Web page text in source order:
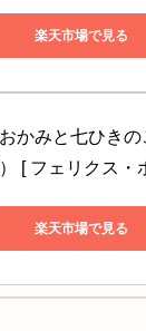
楽天市場で見る
かみと七ひき
[ フェリクス・
楽天市場で見る